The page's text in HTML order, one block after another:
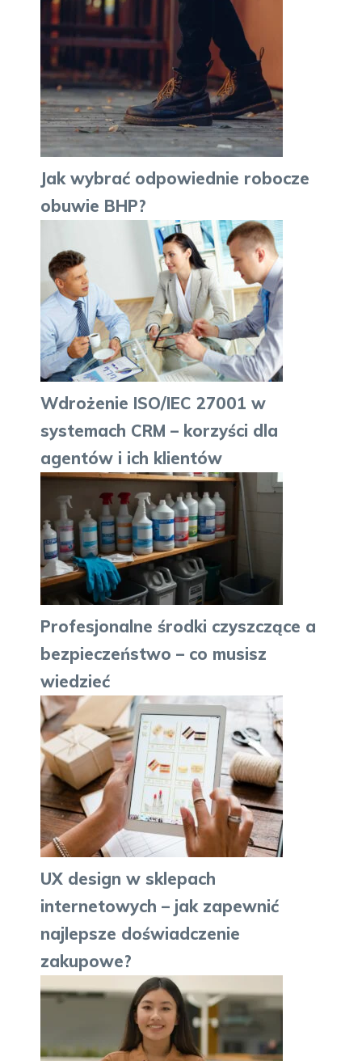
Jak wybrać odpowiednie robocze
obuwie BHP?
Wdrożenie ISO/IEC 27001 w
systemach CRM – korzyści dla
agentów i ich klientów
Profesjonalne środki czyszczące a
bezpieczeństwo – co musisz
wiedzieć
UX design w sklepach
internetowych – jak zapewnić
najlepsze doświadczenie
zakupowe?